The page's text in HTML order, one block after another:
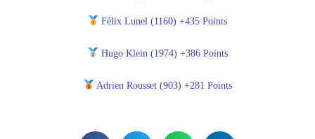
Félix Lunel (1160) +435 Points
Hugo Klein (1974) +386 Points
Adrien Rousset (903) +281 Points